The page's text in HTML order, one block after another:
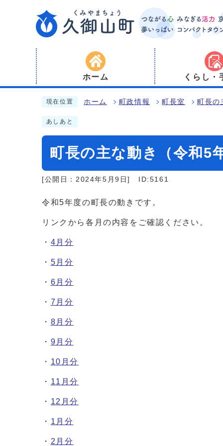
ホーム くらし・
現在位置 ホーム 町政情報 町長室 町長の
あしあと
町長の主な動き（令和5
[公開日：2024年5月9日] ID:5161
令和5年度の町長の動きです。
リンクから各月の内容をご確認ください。
・ 4月分
・ 5月分
・ 6月分
・ 7月分
・ 8月分
・ 9月分
・ 10月分
・ 11月分
・ 12月分
・ 1月分
・ 2月分